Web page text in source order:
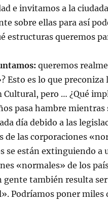
e invitamos a la
sobre ellas para así
estructuras queremos
queremos
Esto es lo que
Cultural, pero … ¿Qué
pasa hambre mientras
día debido a las
de las corporaciones
se están extinguiendo a
«normales» de los
gente también resulta
Podríamos poner miles